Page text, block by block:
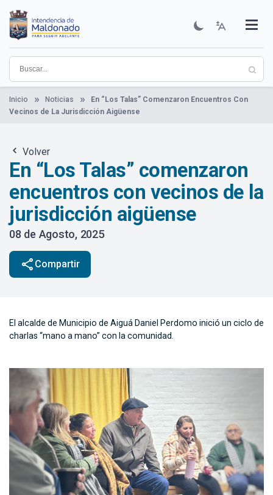
contenido
principal
Institucional
Municipios
Descubre Maldonado
Comunicación
Servicios
Guía De Trámites
Ver Noticias
Inicio Noticias
En “Los Talas” Comenzaron Encuentros Con
Vecinos de La Jurisdicción Aigüense
Volver
En “Los Talas” comenzaron
encuentros con vecinos de la
jurisdicción aigüense
08 de Agosto, 2025
share Compartir
El alcalde de Municipio de Aiguá Daniel Perdomo inició un ciclo de
charlas “mano a mano” con la comunidad.